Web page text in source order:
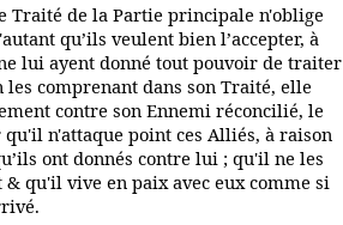
de la Partie principale n'oblige
qu’ils veulent bien l’accepter, à
lui ayent donné tout pouvoir de traiter
comprenant dans son Traité, elle
contre son Ennemi réconcilié, le
n'attaque point ces Alliés, à raison
ont donnés contre lui ; qu'il ne les
qu'il vive en paix avec eux comme si